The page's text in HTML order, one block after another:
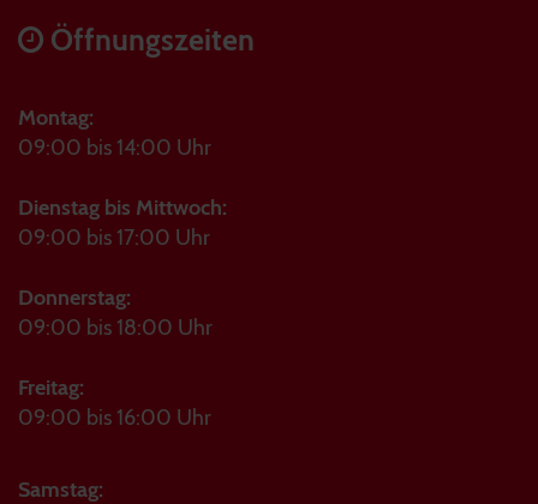
Öffnungszeiten
Montag:
09:00 bis 14:00 Uhr
Dienstag bis Mittwoch:
09:00 bis 17:00 Uhr
Donnerstag:
09:00 bis 18:00 Uhr
Freitag:
09:00 bis 16:00 Uhr
Samstag: